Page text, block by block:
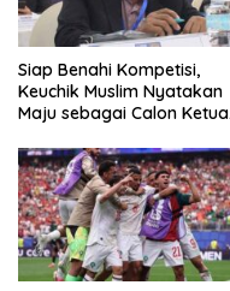
Siap Benahi Kompetisi,
Keuchik Muslim Nyatakan
Maju sebagai Calon Ketua